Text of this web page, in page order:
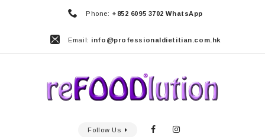
Phone: +852 6095 3702 WhatsApp
Email: info@professionaldietitian.com.hk
Follow Us